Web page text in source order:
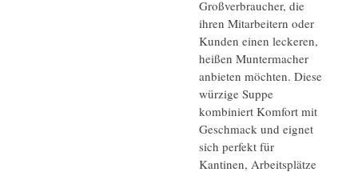
Großverbraucher, die
ihren Mitarbeitern oder
Kunden einen leckeren,
heißen Muntermacher
anbieten möchten. Diese
würzige Suppe
kombiniert Komfort mit
Geschmack und eignet
sich perfekt für
Kantinen, Arbeitsplätze